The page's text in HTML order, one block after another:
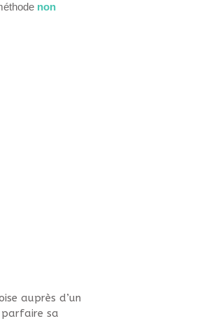
non
auprès d’un
parfaire sa